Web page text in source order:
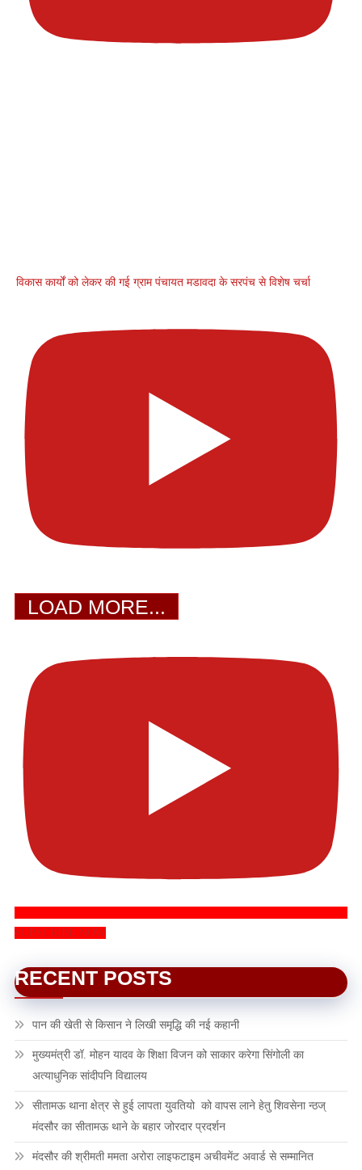
विकास कार्यों को लेकर की गई ग्राम पंचायत मडावदा के सरपंच से विशेष चर्चा
LOAD MORE...
SUBSCRIBE NOW
RECENT POSTS
पान की खेती से किसान ने लिखी समृद्धि की नई कहानी
मुख्यमंत्री डॉ. मोहन यादव के शिक्षा विजन को साकार करेगा सिंगोली का
अत्याधुनिक सांदीपनि विद्यालय
सीतामऊ थाना क्षेत्र से हुई लापता युवतियो को वापस लाने हेतु शिवसेना न्ठज्
मंदसौर का सीतामऊ थाने के बहार जोरदार प्रदर्शन
मंदसौर की श्रीमती ममता अरोरा लाइफटाइम अचीवमेंट अवार्ड से सम्मानित